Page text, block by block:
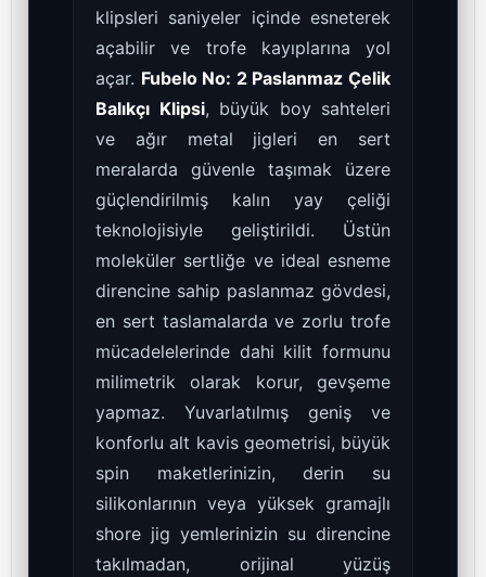
klipsleri saniyeler içinde esneterek
açabilir ve trofe kayıplarına yol
açar. Fubelo No: 2 Paslanmaz Çelik
Balıkçı Klipsi, büyük boy sahteleri
ve ağır metal jigleri en sert
meralarda güvenle taşımak üzere
güçlendirilmiş kalın yay çeliği
teknolojisiyle geliştirildi. Üstün
moleküler sertliğe ve ideal esneme
direncine sahip paslanmaz gövdesi,
en sert taslamalarda ve zorlu trofe
mücadelelerinde dahi kilit formunu
milimetrik olarak korur, gevşeme
yapmaz. Yuvarlatılmış geniş ve
konforlu alt kavis geometrisi, büyük
spin maketlerinizin, derin su
silikonlarının veya yüksek gramajlı
shore jig yemlerinizin su direncine
takılmadan, orijinal yüzüş